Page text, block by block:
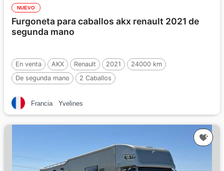
NUEVO
Furgoneta para caballos akx renault 2021 de
segunda mano
En venta AKX Renault 2021
24000 km
De segunda mano
2 Caballos
Francia Yvelines